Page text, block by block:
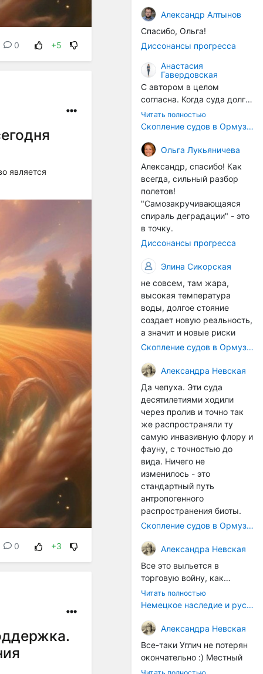
0 +5
является
0 +3
на чистку от тех самых
организмов. И год за
годом, век за веком суда
разносят эти самые
организмы по пути
следования.
Александр Алтынов
Спасибо, Ольга!
Диссонансы прогресса
Анастасия
Гавердовская
С автором в целом
согласна. Когда суда долго
стоят в теплой воде, на их
корпусах активно
организмы, и потом они
могут быть перенесены в
другие регионы. Поэтому
проблема вполне реальная
— просто я бы говорила не
о неизбежной катастрофе,
а о повышенном риске,
который нельзя
игнорировать. А так да 👍
Читать полностью
Скопление судов в Ормузском проливе грозит катастрофическим распространением инвазивных видов
Ольга Лукьяничева
Александр, спасибо! Как
всегда, сильный разбор
полетов!
"Самозакручивающаяся
спираль деградации" - это
в точку.
Диссонансы прогресса
Элина Сикорская
не совсем, там жара,
высокая температура
воды, долгое стояние
создает новую реальность,
а значит и новые риски
Скопление судов в Ормузском проливе грозит катастрофическим распространением инвазивных видов
Александра Невская
Да чепуха. Эти суда
десятилетиями ходили
через пролив и точно так
же распространяли ту
самую инвазивную флору и
фауну, с точностью до
вида. Ничего не
изменилось - это
стандартный путь
антропогенного
распространения биоты.
Скопление судов в Ормузском проливе грозит катастрофическим распространением инвазивных видов
Александра Невская
Все это выльется в
торговую войну, как
печально известная война
за Адыгейский сыр. Собаки
Когда региональный
продукт начнут делать
многие мастера региона, а
не единицы энтузиастов,
Читать полностью
Немецкое наследие и русский характер: история колбасного дела в Российской империи
Александра Невская
Все-таки Углич не потерян
окончательно :) Местный
институт сыроделия